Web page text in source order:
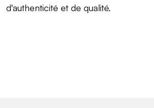
d'authenticité et de qualité.